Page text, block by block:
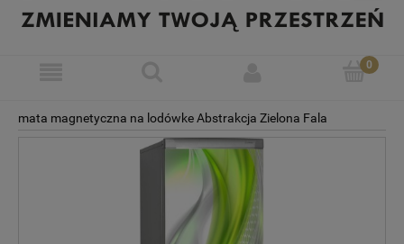
mata magnetyczna na lodówke Abstrakcja Zielona Fala